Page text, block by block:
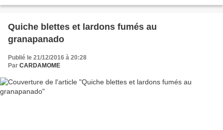
Quiche blettes et lardons fumés au
granapanado
Publié le 21/12/2016 à 20:28
Par CARDAMOME